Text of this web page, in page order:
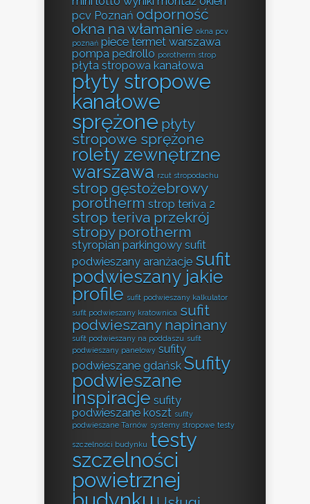
pcv Poznań odporność
okna na włamanie okna pcv
poznań piece termet warszawa
pompa pedrollo porotherm strop
płyta stropowa kanałowa
płyty stropowe
kanałowe
sprężone płyty
stropowe sprężone
rolety zewnętrzne
warszawa rzut stropodachu
strop gęstożebrowy
porotherm strop teriva 2
strop teriva przekrój
stropy porotherm
styropian parkingowy sufit
podwieszany aranżacje sufit
podwieszany jakie
profile sufit podwieszany kalkulator
sufit podwieszany kratownica sufit
podwieszany napinany
sufit podwieszany na poddaszu sufit
podwieszany panelowy sufity
podwieszane gdańsk Sufity
podwieszane
inspiracje sufity
podwieszane koszt sufity
podwieszane Tarnów systemy stropowe testy
szczelności budynku testy
szczelności
powietrznej